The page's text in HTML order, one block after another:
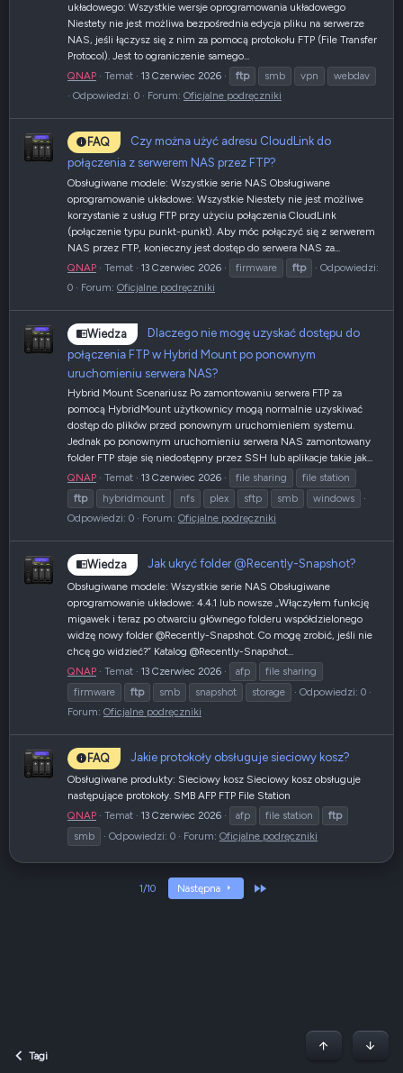
układowego: Wszystkie wersje oprogramowania układowego
Niestety nie jest możliwa bezpośrednia edycja pliku na serwerze
NAS, jeśli łączysz się z nim za pomocą protokołu FTP (File Transfer
Protocol). Jest to ograniczenie samego...
QNAP
Temat 13 Czerwiec 2026 ftp smb vpn
webdav
Odpowiedzi: 0
Forum: Oficjalne podręczniki
FAQ
Czy można użyć adresu CloudLink do
połączenia z serwerem NAS przez FTP?
Obsługiwane modele: Wszystkie serie NAS Obsługiwane
oprogramowanie układowe: Wszystkie Niestety nie jest możliwe
korzystanie z usług FTP przy użyciu połączenia CloudLink
(połączenie typu punkt-punkt). Aby móc połączyć się z serwerem
NAS przez FTP, konieczny jest dostęp do serwera NAS za...
QNAP
Temat 13 Czerwiec 2026 firmware ftp
Odpowiedzi:
0
Forum: Oficjalne podręczniki
Wiedza
Dlaczego nie mogę uzyskać dostępu do
połączenia FTP w Hybrid Mount po ponownym
uruchomieniu serwera NAS?
Hybrid Mount Scenariusz Po zamontowaniu serwera FTP za
pomocą HybridMount użytkownicy mogą normalnie uzyskiwać
dostęp do plików przed ponownym uruchomieniem systemu.
Jednak po ponownym uruchomieniu serwera NAS zamontowany
folder FTP staje się niedostępny przez SSH lub aplikacje takie jak...
QNAP
Temat 13 Czerwiec 2026 file sharing
file station
ftp
hybridmount nfs plex sftp smb
windows
Odpowiedzi: 0
Forum: Oficjalne podręczniki
Wiedza Jak ukryć folder @Recently-Snapshot?
Obsługiwane modele: Wszystkie serie NAS Obsługiwane
oprogramowanie układowe: 4.4.1 lub nowsze „Włączyłem funkcję
migawek i teraz po otwarciu głównego folderu współdzielonego
widzę nowy folder @Recently-Snapshot. Co mogę zrobić, jeśli nie
chcę go widzieć?” Katalog @Recently-Snapshot...
QNAP
Temat 13 Czerwiec 2026 afp
file sharing
firmware
ftp smb snapshot storage
Odpowiedzi: 0
Forum: Oficjalne podręczniki
FAQ Jakie protokoły obsługuje sieciowy kosz?
Obsługiwane produkty: Sieciowy kosz Sieciowy kosz obsługuje
następujące protokoły. SMB AFP FTP File Station
QNAP
Temat 13 Czerwiec 2026 afp file station
ftp
smb
Odpowiedzi: 0 Forum: Oficjalne podręczniki
1/10 Następna
Tagi PoczątekDół